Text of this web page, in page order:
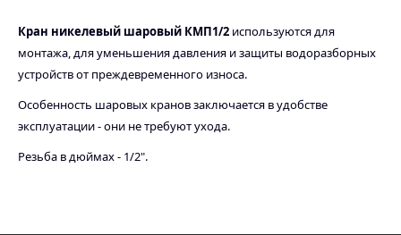
Кран никелевый шаровый КМП1/2 используются для
монтажа, для уменьшения давления и защиты водоразборных
устройств от преждевременного износа.
Особенность шаровых кранов заключается в удобстве
эксплуатации - они не требуют ухода.
Резьба в дюймах - 1/2".